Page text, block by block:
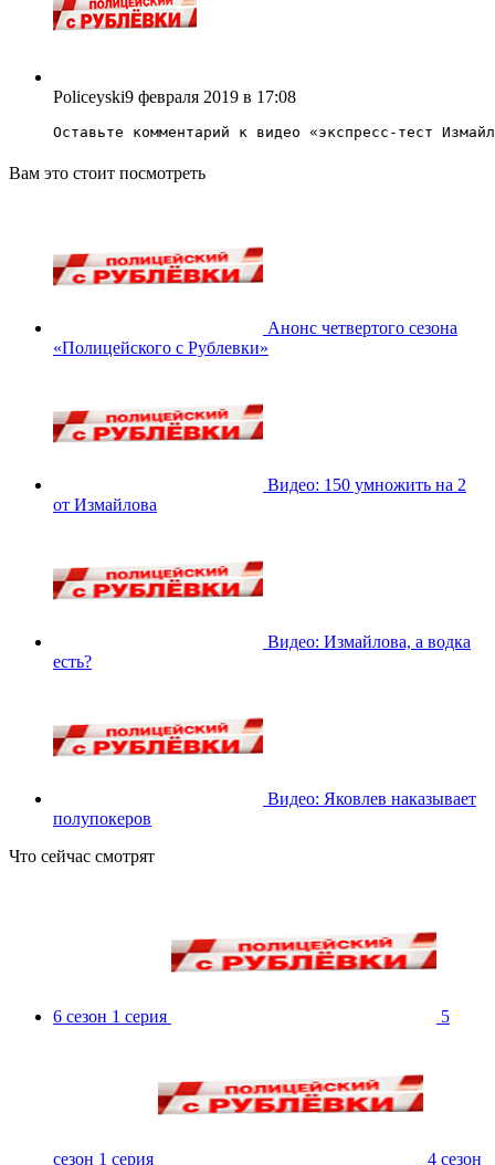
Policeyski9 февраля 2019 в 17:08
Оставьте комментарий к видео «экспресс-тест
Вам это стоит посмотреть
Анонс четвертого сезона
«Полицейского с Рублевки»
Видео: 150 умножить на 2
от Измайлова
Видео: Измайлова, а водка
есть?
Видео: Яковлев наказывает
полупокеров
Что сейчас смотрят
6 сезон 1 серия 5
сезон 1 серия 4 сезон